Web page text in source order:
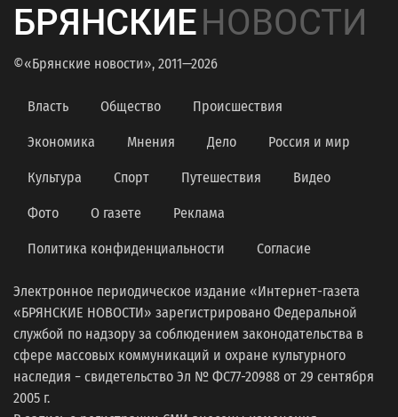
БРЯНСКИЕНОВОСТИ
©«Брянские новости», 2011—2026
Власть Общество Происшествия
Экономика Мнения Дело Россия и мир
Культура Спорт Путешествия Видео
Фото О газете Реклама
Политика конфиденциальности Согласие
Электронное периодическое издание «Интернет-газета
«БРЯНСКИЕ НОВОСТИ» зарегистрировано Федеральной
службой по надзору за соблюдением законодательства в
сфере массовых коммуникаций и охране культурного
наследия − свидетельство Эл № ФС77-20988 от 29 сентября
2005 г.